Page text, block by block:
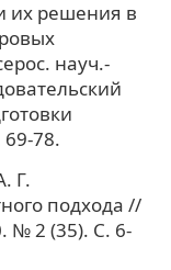
их решения в
науч.-
78.
Г.
подхода //
№ 2 (35). С. 6-